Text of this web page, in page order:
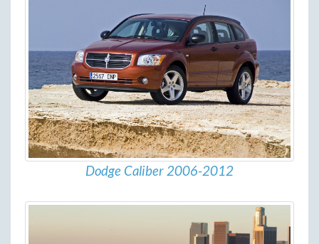
Dodge Caliber 2006-2012